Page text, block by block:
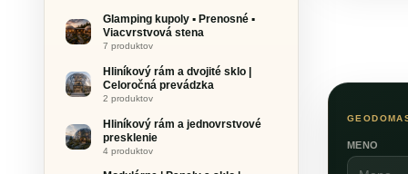
Glamping kupoly ▪ Prenosné ▪
Viacvrstvová stena
7 produktov
Hliníkový rám a dvojité sklo |
Celoročná prevádzka
2 produktov
Hliníkový rám a jednovrstvové
presklenie
4 produktov
MENO